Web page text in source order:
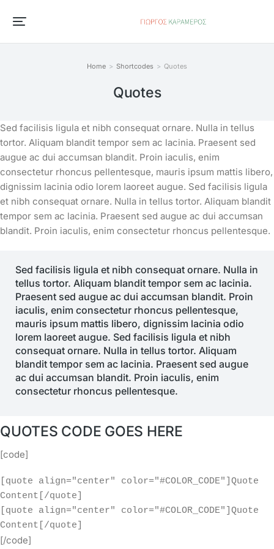
Home Shortcodes Quotes
Quotes
Sed facilisis ligula et nibh consequat ornare. Nulla in tellus
tortor. Aliquam blandit tempor sem ac lacinia. Praesent sed
augue ac dui accumsan blandit. Proin iaculis, enim
consectetur rhoncus pellentesque, mauris ipsum mattis libero,
dignissim lacinia odio lorem laoreet augue. Sed facilisis ligula
et nibh consequat ornare. Nulla in tellus tortor. Aliquam blandit
tempor sem ac lacinia. Praesent sed augue ac dui accumsan
blandit. Proin iaculis, enim consectetur rhoncus pellentesque.
Sed facilisis ligula et nibh consequat ornare. Nulla in
tellus tortor. Aliquam blandit tempor sem ac lacinia.
Praesent sed augue ac dui accumsan blandit. Proin
iaculis, enim consectetur rhoncus pellentesque,
mauris ipsum mattis libero, dignissim lacinia odio
lorem laoreet augue. Sed facilisis ligula et nibh
consequat ornare. Nulla in tellus tortor. Aliquam
blandit tempor sem ac lacinia. Praesent sed augue
ac dui accumsan blandit. Proin iaculis, enim
consectetur rhoncus pellentesque.
QUOTES CODE GOES HERE
[code]
[quote align="center" color="#COLOR_CODE"]Quote
Content[/quote]
[quote align="center" color="#COLOR_CODE"]Quote
Content[/quote]
[/code]